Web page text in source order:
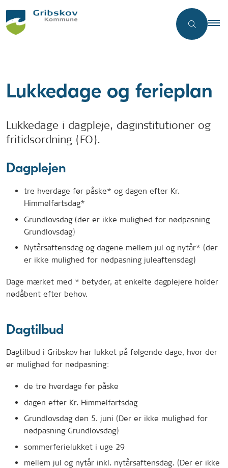
Lukkedage og ferieplan
Lukkedage i dagpleje, daginstitutioner og
fritidsordning (FO).
Dagplejen
tre hverdage før påske* og dagen efter Kr.
Himmelfartsdag*
Grundlovsdag (der er ikke mulighed for nødpasning
Grundlovsdag)
Nytårsaftensdag og dagene mellem jul og nytår* (der
er ikke mulighed for nødpasning juleaftensdag)
Dage mærket med * betyder, at enkelte dagplejere holder
nødåbent efter behov.
Dagtilbud
Dagtilbud i Gribskov har lukket på følgende dage, hvor der
er mulighed for nødpasning:
de tre hverdage før påske
dagen efter Kr. Himmelfartsdag
Grundlovsdag den 5. juni (Der er ikke mulighed for
nødpasning Grundlovsdag)
sommerferielukket i uge 29
mellem jul og nytår inkl. nytårsaftensdag. (Der er ikke